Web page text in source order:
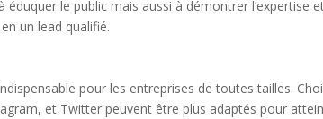
éduquer le public mais aussi à démontrer
un lead qualifié.
pour les entreprises de toutes tailles.
et Twitter peuvent être plus adaptés pour